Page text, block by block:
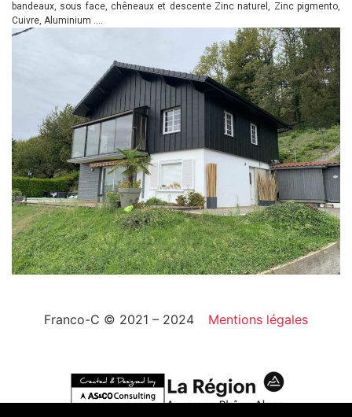
bandeaux, sous face, chêneaux et descente Zinc naturel, Zinc pigmento,
Cuivre, Aluminium ….
Franco-C © 2021 – 2024 Mentions légales